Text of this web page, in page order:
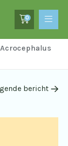
0
bericht